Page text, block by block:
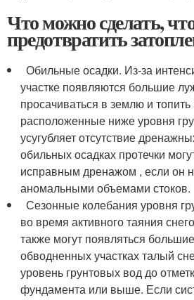
Что можно сделать,
предотвратить
Обильные осадки. Из-за
участке появляются большие
просачиваться в землю и
расположенные ниже уровня
усугубляет отсутствие
обильных осадках протечки
исправным дренажом , если он
аномальными объемами стоков.
Сезонные колебания уровня
во время активного таяния
также могут появляться
обводненных участках талый
уровень грунтовых вод до
фундамента или выше. Если